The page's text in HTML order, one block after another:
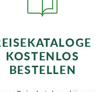
KOSTENLOS
BESTELLEN